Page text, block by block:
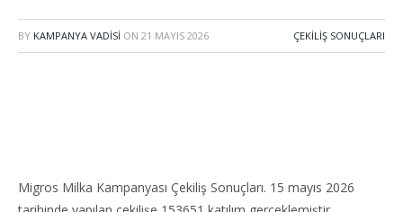
BY KAMPANYA VADISI ON 21 MAYIS 2026 ÇEKILIŞ SONUÇLARI
Migros Milka Kampanyası Çekiliş Sonuçları. 15 mayıs 2026